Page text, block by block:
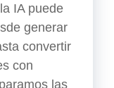
IA puede
generar
convertir
con
las